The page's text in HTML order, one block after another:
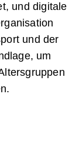
und digitale
und der
um